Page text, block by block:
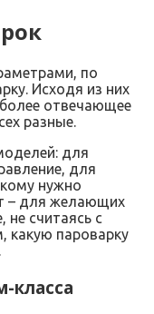
по
Исходя из них
отвечающее
разные.
для
для
нужно
– для желающих
не считаясь с
какую пароварку
класса